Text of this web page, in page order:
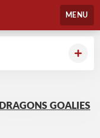
MENU
GOALIES